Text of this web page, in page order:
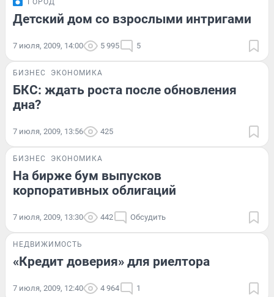
ГОРОД
Детский дом со взрослыми интригами
7 июля, 2009, 14:00 5 995 5
БИЗНЕС ЭКОНОМИКА
БКС: ждать роста после обновления
дна?
7 июля, 2009, 13:56 425
БИЗНЕС ЭКОНОМИКА
На бирже бум выпусков
корпоративных облигаций
7 июля, 2009, 13:30 442 Обсудить
НЕДВИЖИМОСТЬ
«Кредит доверия» для риелтора
7 июля, 2009, 12:40 4 964 1